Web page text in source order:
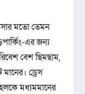
মতো তেমন
এর জন্য
বেশ ছিমছাম,
ড্রেস
হলকে মধ্যমমানের